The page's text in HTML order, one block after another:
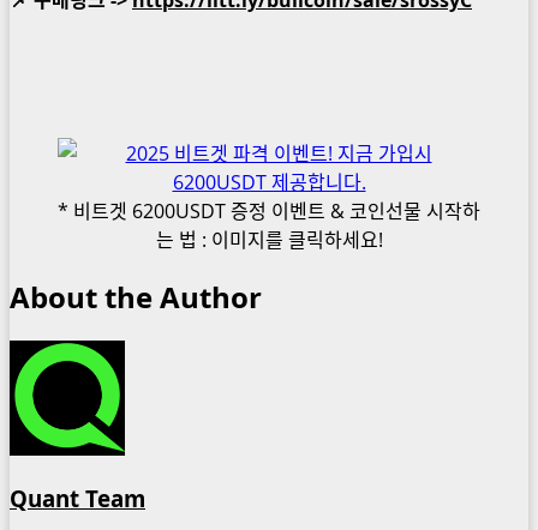
* 비트겟 6200USDT 증정 이벤트 & 코인선물 시작하
는 법 : 이미지를 클릭하세요!
About the Author
Quant Team